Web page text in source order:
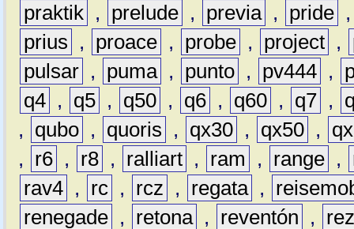
praktik , prelude , previa , pride
prius
, proace , probe , project ,
pulsar , puma , punto , pv444 ,
q4 , q5 , q50 , q6 , q60 , q7 ,
,
qubo , quoris , qx30 , qx50 ,
,
r6 , r8 , ralliart , ram , range ,
rav4 , rc , rcz , regata ,
renegade , retona , reventón ,